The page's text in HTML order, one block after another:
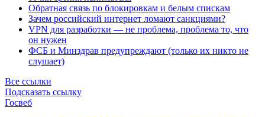
Обратная связь по блокировкам и белым спискам
Зачем российский интернет ломают санкциями?
VPN для разработки — не проблема, проблема то, что
он нужен
ФСБ и Минздрав предупреждают (только их никто не
слушает)
Все ссылки
Подсказать ссылку
Госвеб